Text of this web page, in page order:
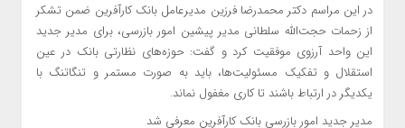
در این مراسم دکتر محمدرضا فرزین مدیرعامل بانک کارآفرین ضمن تشکر
از زحمات حجت‌الله سلطانی مدیر پیشین امور بازرسی، برای مدیر جدید
این واحد آرزوی موفقیت کرد و گفت: حوزه‌های نظارتی بانک در عین
استقلال و تفکیک مسئولیت‌ها، باید به صورت مستمر و تنگاتنگ با
یکدیگر در ارتباط باشند تا کاری مغفول نماند.
مدیر جدید امور بازرسی بانک کارآفرین معرفی شد